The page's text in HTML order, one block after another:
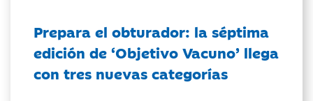
Prepara el obturador: la séptima
edición de ‘Objetivo Vacuno’ llega
con tres nuevas categorías